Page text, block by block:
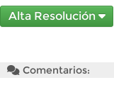
Alta Resolución
Comentarios: